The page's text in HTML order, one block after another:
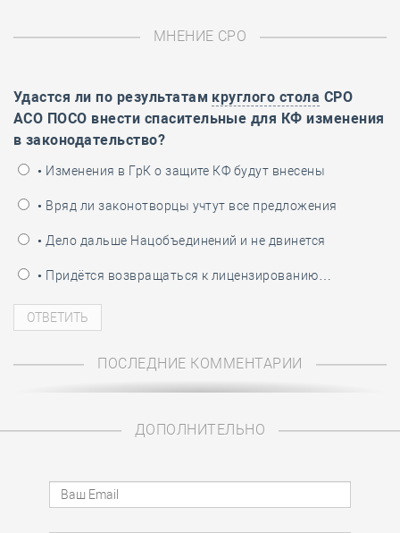
МНЕНИЕ СРО
Удастся ли по результатам круглого стола СРО
АСО ПОСО внести спасительные для КФ изменения
в законодательство?
• Изменения в ГрК о защите КФ будут внесены
• Вряд ли законотворцы учтут все предложения
• Дело дальше Нацобъединений и не двинется
• Придётся возвращаться к лицензированию…
ПОСЛЕДНИЕ КОММЕНТАРИИ
ДОПОЛНИТЕЛЬНО